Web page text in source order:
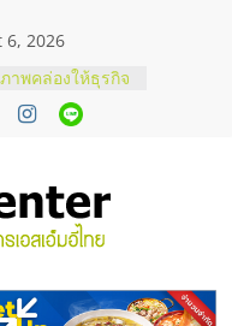
6, 2026
าพคล่องให้ธุรกิจ
บริหารสถานี
Up จับคู่แฟรน
พสูง พร้อม
ในไทยที่ไหนดี?
คุ้มค่าและตอบ